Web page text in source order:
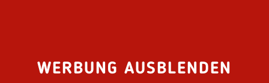
WERBUNG AUSBLENDEN